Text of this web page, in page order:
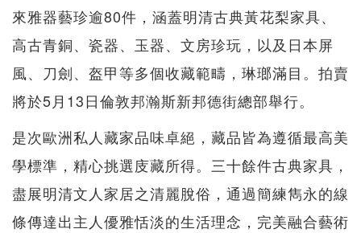
來雅器藝珍逾80件，涵蓋明清古典黃花梨家具、
高古青銅、瓷器、玉器、文房珍玩，以及日本屏
風、刀劍、盔甲等多個收藏範疇，琳瑯滿目。拍賣
將於5月13日倫敦邦瀚斯新邦德街總部舉行。
是次歐洲私人藏家品味卓絕，藏品皆為遵循最高美
學標準，精心挑選庋藏所得。三十餘件古典家具，
盡展明清文人家居之清麗脫俗，通過簡練雋永的線
條傳達出主人優雅恬淡的生活理念，完美融合藝術